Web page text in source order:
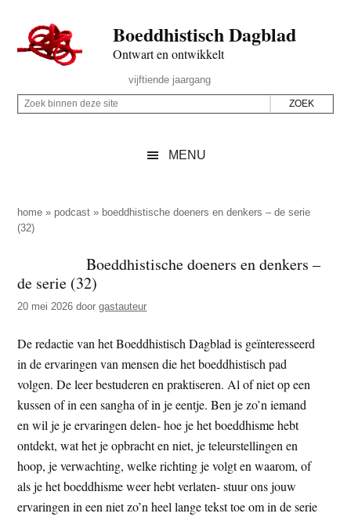
naar
de
inhoud
secondary
naar
de
sidebar
naar
de
Boeddhistisch Dagblad
Ontwart en ontwikkelt
Rechts
vijftiende jaargang
Z
p
d
z
e
i
t
e
Z
i
n
n
d
z
e
s
i
t
e
MENU
home » podcast » boeddhistische doeners en denkers – de serie
(32)
Boeddhistische doeners en denkers –
de serie (32)
20 mei 2026 doorgastauteur
De redactie van het Boeddhistisch Dagblad is geïnteresseerd
in de ervaringen van mensen die het boeddhistisch pad
volgen. De leer bestuderen en praktiseren. Al of niet op een
kussen of in een sangha of in je eentje. Ben je zo’n iemand
en wil je je ervaringen delen- hoe je het boeddhisme hebt
ontdekt, wat het je opbracht en niet, je teleurstellingen en
hoop, je verwachting, welke richting je volgt en waarom, of
als je het boeddhisme weer hebt verlaten- stuur ons jouw
ervaringen in een niet zo’n heel lange tekst toe om in de serie